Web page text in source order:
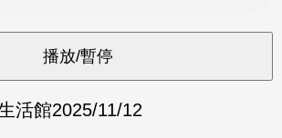
活館2025/11/12